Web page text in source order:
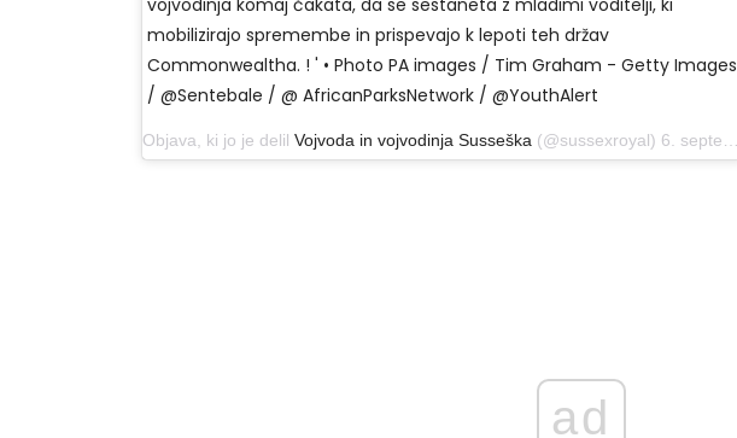
vojvodinja komaj čakata, da se sestaneta z mladimi voditelji, ki
mobilizirajo spremembe in prispevajo k lepoti teh držav
Commonwealtha. ! ' • Photo PA images / Tim Graham - Getty Images
/ @Sentebale / @ AfricanParksNetwork / @YouthAlert
Objava, ki jo je delil Vojvoda in vojvodinja Susseška (@sussexroyal) 6. septembra 2019 ob 5:57 PDT
ad